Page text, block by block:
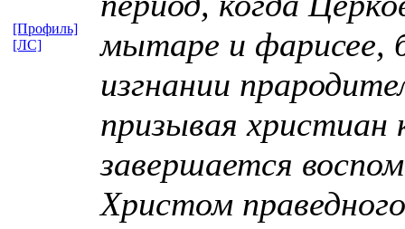
мытаре и фарисее,
изгнании
призывая
завершается
Христом
[Профиль]
[ЛС]